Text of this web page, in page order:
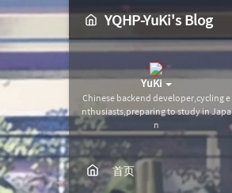
YQHP-YuKi's Blog
YuKi
Chinese backend developer,cycling e
nthusiasts,preparing to study in Japa
n
首页